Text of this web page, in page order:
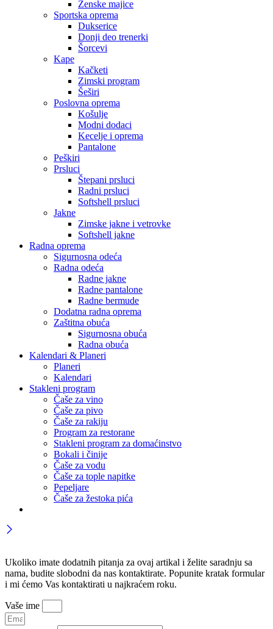
Ženske majice
Sportska oprema
Dukserice
Donji deo trenerki
Šorcevi
Kape
Kačketi
Zimski program
Šeširi
Poslovna oprema
Košulje
Modni dodaci
Kecelje i oprema
Pantalone
Peškiri
Prsluci
Štepani prsluci
Radni prsluci
Softshell prsluci
Jakne
Zimske jakne i vetrovke
Softshell jakne
Radna oprema
Sigurnosna odeća
Radna odeća
Radne jakne
Radne pantalone
Radne bermude
Dodatna radna oprema
Zaštitna obuća
Sigurnosna obuća
Radna obuća
Kalendari & Planeri
Planeri
Kalendari
Stakleni program
Čaše za vino
Čaše za pivo
Čaše za rakiju
Program za restorane
Stakleni program za domaćinstvo
Bokali i činije
Čaše za vodu
Čaše za tople napitke
Pepeljare
Čaše za žestoka pića
Ukoliko imate dodatnih pitanja za ovaj artikal i želite saradnju sa
nama, budite slobodni da nas kontaktirate. Popunite kratak formular
i mi ćemo Vas kontaktirati u najkraćem roku.
Vaše ime